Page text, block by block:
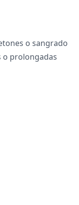
o sangrado
o prolongadas